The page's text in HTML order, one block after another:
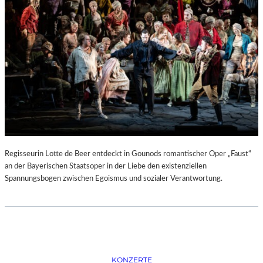
–
K
Ü
N
S
T
L
E
R
,
T
M
Regisseurin Lotte de Beer entdeckt in Gounods romantischer Oper „Faust“
an der Bayerischen Staatsoper in der Liebe den existenziellen
Spannungsbogen zwischen Egoismus und sozialer Verantwortung.
KONZERTE